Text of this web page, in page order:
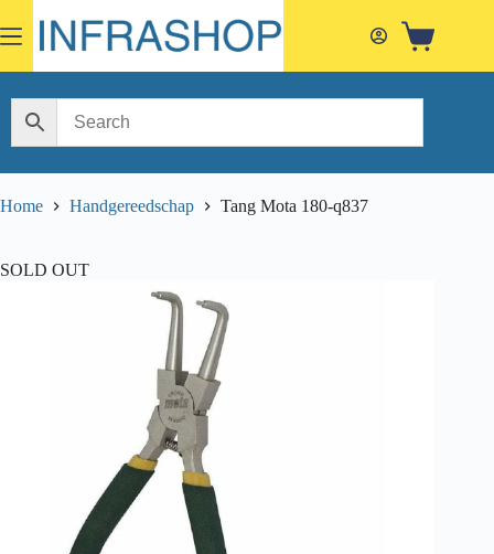
to
content
Shopping
Home Handgereedschap Tang Mota 180-q837
SOLD OUT